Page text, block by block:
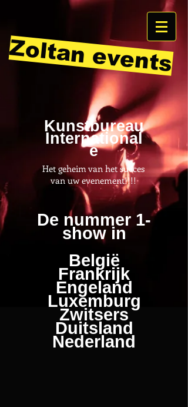
Zoltan events
Kunstbureau
International
e
Het geheim van het succes
van uw evenement!!!!
De nummer 1-
show in
België
Frankrijk
Engeland
Luxemburg
Zwitsers
Duitsland
Nederland